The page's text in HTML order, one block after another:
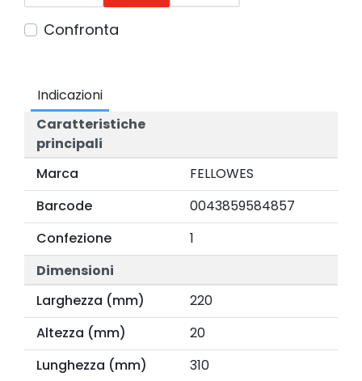
Confronta
Indicazioni
Caratteristiche
principali
Marca
FELLOWES
Barcode
0043859584857
Confezione
1
Dimensioni
Larghezza (mm)
220
Altezza (mm)
20
Lunghezza (mm)
310